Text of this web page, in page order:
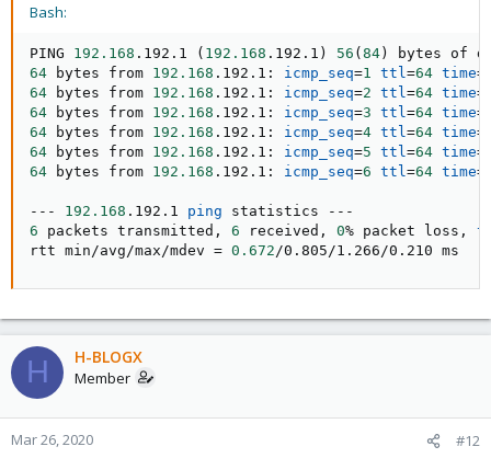
Bash:
PING 192.168 .192.1 ( 192.168 .192.1 ) 56 (84)
64 bytes from 192.168 .192.1: icmp_seq=1 ttl =64 time=
64 bytes from 192.168 .192.1: icmp_seq=2 ttl =64 time=
64 bytes from 192.168 .192.1: icmp_seq=3 ttl =64 time=
64 bytes from 192.168 .192.1: icmp_seq=4 ttl =64 time=
64 bytes from 192.168 .192.1: icmp_seq=5 ttl =64 time=
64 bytes from 192.168 .192.1: icmp_seq=6 ttl =64 time=
--- 192.168 .192.1 ping
6 packets transmitted, 6 received, 0% packet loss,
rtt min/avg/max/mdev = 0.672 /0.805/1.266/0.210 ms
H H-BLOGX
Member
Mar 26, 2020 #12